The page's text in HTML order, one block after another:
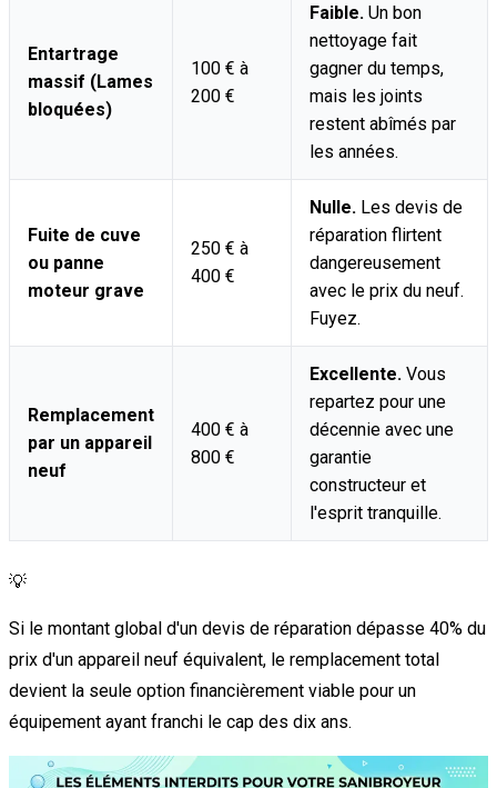
Entartrage
massif (Lames
bloquées)
100 € à
200 €
Faible. Un bon
nettoyage fait
gagner du temps,
mais les joints
restent abîmés par
les années.
Fuite de cuve
ou panne
moteur grave
250 € à
400 €
Nulle. Les devis de
réparation flirtent
dangereusement
avec le prix du neuf.
Fuyez.
Remplacement
par un appareil
neuf
400 € à
800 €
Excellente. Vous
repartez pour une
décennie avec une
garantie
constructeur et
l'esprit tranquille.
💡
Si le montant global d'un devis de réparation dépasse 40% du
prix d'un appareil neuf équivalent, le remplacement total
devient la seule option financièrement viable pour un
équipement ayant franchi le cap des dix ans.